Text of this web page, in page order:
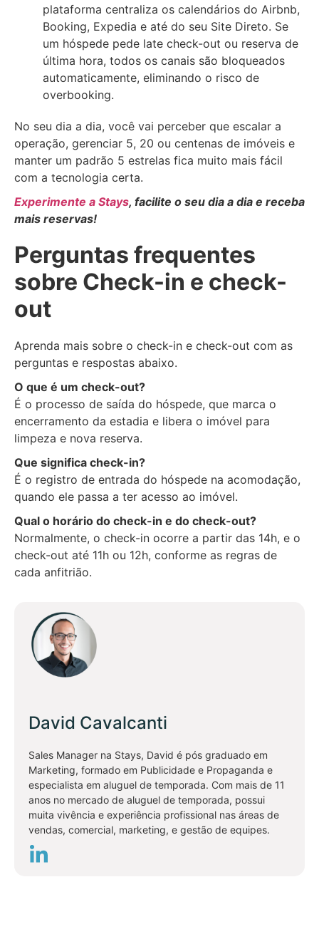
plataforma centraliza os calendários do Airbnb,
Booking, Expedia e até do seu Site Direto. Se
um hóspede pede late check-out ou reserva de
última hora, todos os canais são bloqueados
automaticamente, eliminando o risco de
overbooking.
No seu dia a dia, você vai perceber que escalar a
operação, gerenciar 5, 20 ou centenas de imóveis e
manter um padrão 5 estrelas fica muito mais fácil
com a tecnologia certa.
Experimente a Stays, facilite o seu dia a dia e receba
mais reservas!
Perguntas frequentes
sobre Check-in e check-
out
Aprenda mais sobre o check-in e check-out com as
perguntas e respostas abaixo.
O que é um check-out?
É o processo de saída do hóspede, que marca o
encerramento da estadia e libera o imóvel para
limpeza e nova reserva.
Que significa check-in?
É o registro de entrada do hóspede na acomodação,
quando ele passa a ter acesso ao imóvel.
Qual o horário do check-in e do check-out?
Normalmente, o check-in ocorre a partir das 14h, e o
check-out até 11h ou 12h, conforme as regras de
cada anfitrião.
David Cavalcanti
Sales Manager na Stays, David é pós graduado em
Marketing, formado em Publicidade e Propaganda e
especialista em aluguel de temporada. Com mais de 11
anos no mercado de aluguel de temporada, possui
muita vivência e experiência profissional nas áreas de
vendas, comercial, marketing, e gestão de equipes.